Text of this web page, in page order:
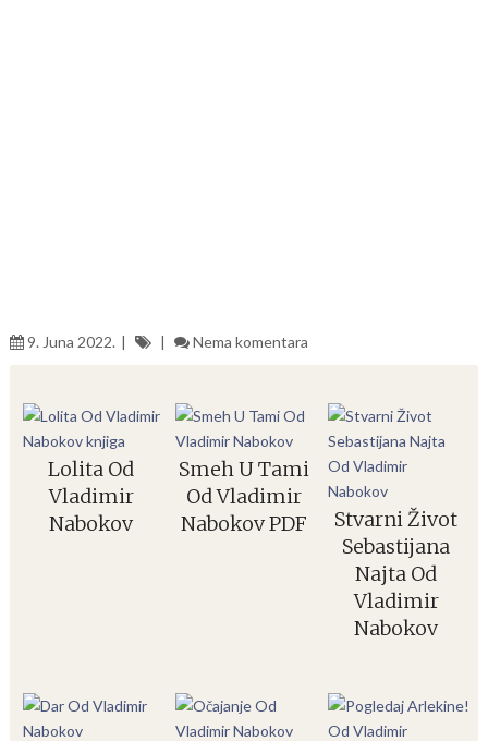
9. Juna 2022. Nema komentara
Lolita Od
Vladimir
Nabokov
Smeh U Tami
Od Vladimir
Nabokov PDF
Stvarni Život
Sebastijana
Najta Od
Vladimir
Nabokov